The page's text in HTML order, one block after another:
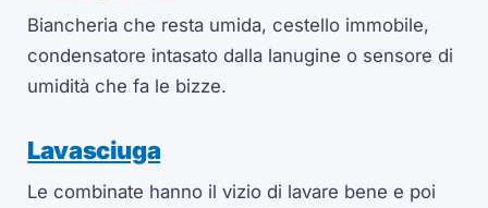
Biancheria che resta umida, cestello immobile,
condensatore intasato dalla lanugine o sensore di
umidità che fa le bizze.
Lavasciuga
Le combinate hanno il vizio di lavare bene e poi